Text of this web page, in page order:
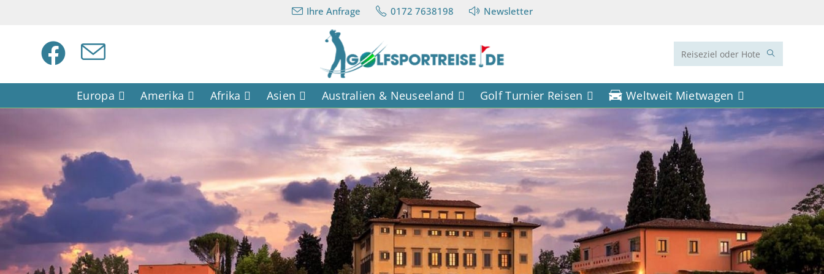
Ihre Anfrage 0172 7638198 Newsletter
Diese
durchsuchen
Europa Amerika Afrika Asien Australien & Neuseeland Golf Turnier Reisen Weltweit Mietwagen